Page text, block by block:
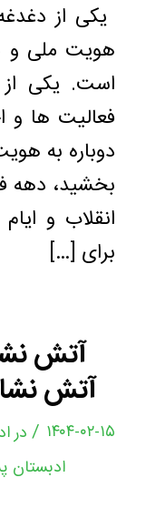
یکی از
هویت ملی و
است. یکی
فعالیت ها و
دوباره به
بخشید، دهه
انقلاب و
برای […]
آتش
آتش
۱۴۰۴-۰۲-۱۵ / در
ادبستان